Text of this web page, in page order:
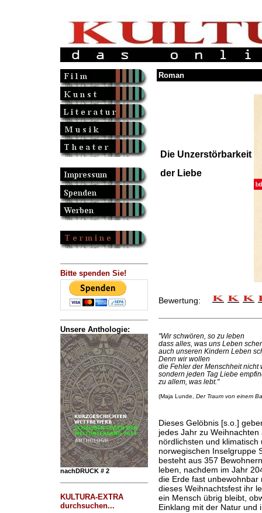
Bitte spenden Sie!
Unsere Anthologie:
nachDRUCK # 2
KULTURA-EXTRA
durchsuchen...
Roman
Die Unzerstörbarkeit
der Liebe
Bewertung:
"Wir schwören, so zu leben
dass alles, was uns Leben
auch unseren Kindern Leben
Denn wir wollen
die Fehler der Menschheit nicht
sondern jeden Tag Liebe
zu allem, was lebt."
(Maja Lunde, Der Traum von einem
Dieses Gelöbnis [s.o.]
jedes Jahr zu
nördlichsten und
norwegischen Inselgruppe
besteht aus 357
leben, nachdem im Jahr
die Erde fast unbewohnbar
dieses Weihnachtsfest ihr
ein Mensch übrig bleibt,
Einklang mit der Natur und